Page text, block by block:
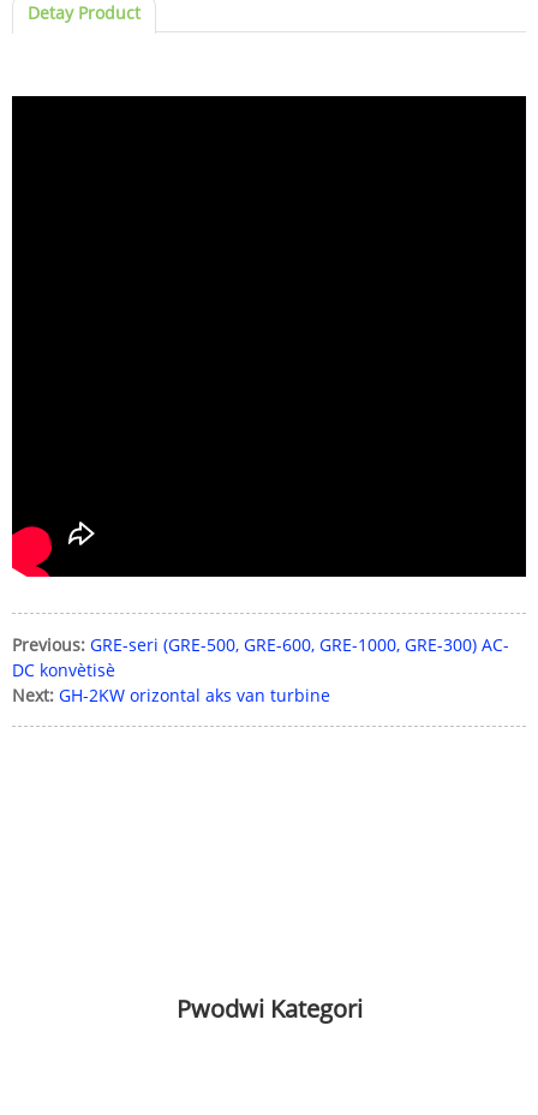
Detay Product
Previous: GRE-seri (GRE-500, GRE-600, GRE-1000, GRE-300) AC-
DC konvètisè
Next: GH-2KW orizontal aks van turbine
Pwodwi Kategori
Voye